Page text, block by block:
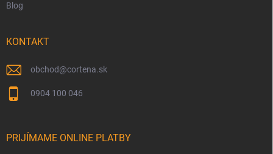
Blog
KONTAKT
obchod@cortena.sk
0904 100 046
PRIJÍMAME ONLINE PLATBY